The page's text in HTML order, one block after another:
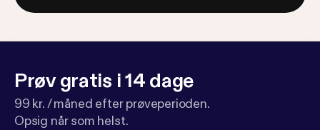
Prøv gratis i 14 dage
99 kr. / måned efter prøveperioden.
Opsig når som helst.